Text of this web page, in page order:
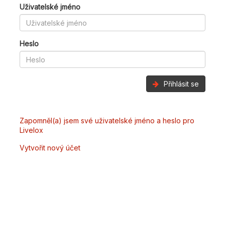
Uživatelské jméno
Heslo
Přihlásit se
Zapomněl(a) jsem své uživatelské jméno a heslo pro
Livelox
Vytvořit nový účet